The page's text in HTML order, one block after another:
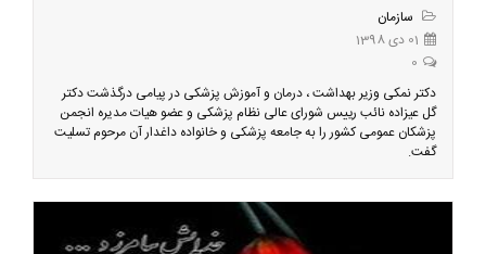
سازمان
01 دی 1398
0
دکتر نمکی وزیر بهداشت ، درمان و آموزش پزشکی در پیامی درگذشت دکتر
گل عیزاده نائب رییس شورای عالی نظام پزشکی و عضو هیات مدیره انجمن
پزشکان عمومی کشور را به جامعه پزشکی و خانواده داغدار آن مرحوم تسلیت
گفت.